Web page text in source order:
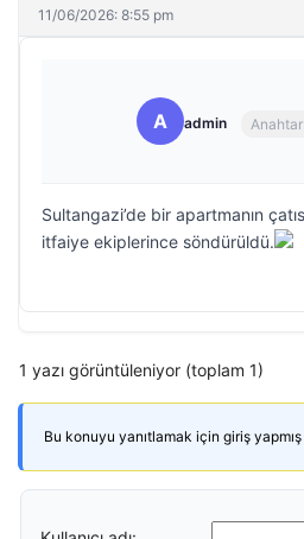
11/06/2026: 8:55 pm
A admin
Sultangazi’de bir apartmanın
itfaiye ekiplerince söndürüldü.
1 yazı görüntüleniyor (toplam 1)
Bu konuyu yanıtlamak için giriş yapmış